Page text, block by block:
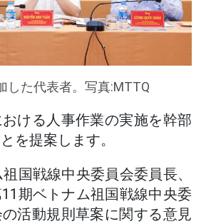
した代表者。写真:MTTQ
ける人事作業の実施を幹部
を提案します。
国戦線中央委員会委員長、
期ベトナム祖国戦線中央委
活動規則草案に関する意見